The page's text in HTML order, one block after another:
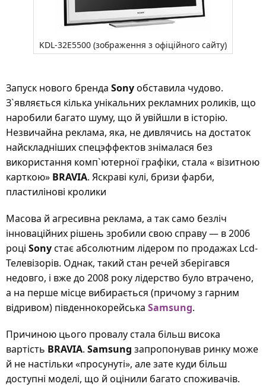
KDL-32E5500 (зображення з офіційного сайту)
Запуск нового бренда Sonyобставила чудово.
З`являється кілька унікальних рекламних роликів, що
наробили багато шуму, що й увійшли в історію.
Незвичайна реклама, яка, не дивлячись на достаток
найскладніших спецэффектов знімалася без
використання комп`ютерної графіки, стала « візитною
карткою» BRAVIA. Яскраві кулі, бризи фарби,
пластилінові кролики
Масова й агресивна реклама, а так само безліч
інноваційних рішень зробили свою справу — в 2006
році Sonyстає абсолютним лідером по продажах Lcd-
Телевізорів. Однак, такий стан речей зберігався
недовго, і вже до 2008 року лідерство було втрачено,
а на перше місце вибирається (причому з гарним
відривом) південнокорейська Samsung.
Причиною цього провалу стала більш висока
вартість BRAVIA. Samsung запропонував ринку може
й не настільки «просунуті», але зате куди більш
доступні моделі, що й оцінили багато споживачів.